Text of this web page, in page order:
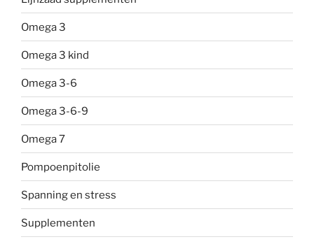
Omega 3
Omega 3 kind
Omega 3-6
Omega 3-6-9
Omega 7
Pompoenpitolie
Spanning en stress
Supplementen